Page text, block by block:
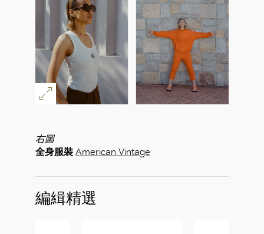
右圖
全身服裝 American Vintage
編緝精選